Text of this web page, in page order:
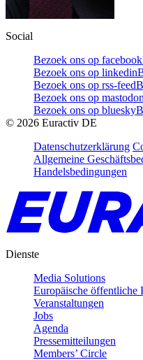
Social
Bezoek ons op facebook
Bezoek ons op linkedin
Bezoek ons op rss-feed
Bezoek ons op mastodon
Bezoek ons op bluesky
© 2026 Euractiv DE
Datenschutzerklärung
Allgemeine
Handelsbedingungen
Dienste
Media Solutions
Europäische öffentliche
Veranstaltungen
Jobs
Agenda
Pressemitteilungen
Members’ Circle